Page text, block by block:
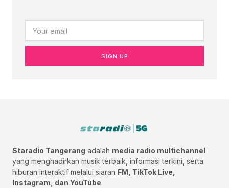
SIGN UP
Staradio Tangerang adalah media radio multichannel
yang menghadirkan musik terbaik, informasi terkini, serta
hiburan interaktif melalui siaran FM, TikTok Live,
Instagram, dan YouTube